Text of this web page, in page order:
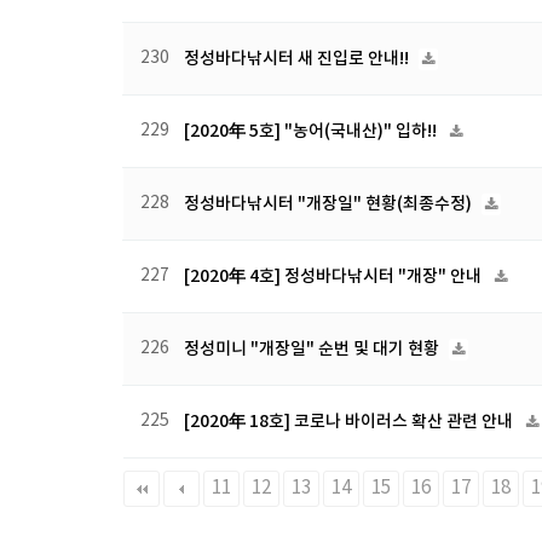
230 정성바다낚시터 새 진입로 안내!!
229 [2020年 5호] "농어(국내산)" 입하!!
228 정성바다낚시터 "개장일" 현황(최종수정)
227 [2020年 4호] 정성바다낚시터 "개장" 안내
226 정성미니 "개장일" 순번 및 대기 현황
225 [2020年 18호] 코로나 바이러스 확산 관련 안내
11 12 13 14 15 16 17 18